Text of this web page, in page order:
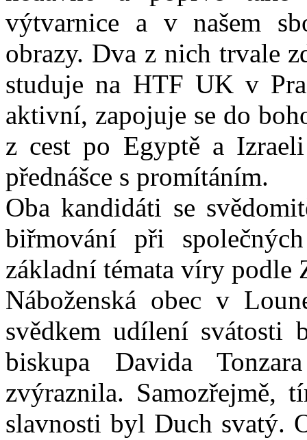
výtvarnice a v našem
obrazy. Dva z nich trvale
studuje na HTF UK v
aktivní, zapojuje se do
z cest po Egyptě a
přednášce s promítáním.
Oba kandidáti se
biřmování při
základní témata víry podle
Náboženská obec v
svědkem udílení svátosti
biskupa Davida
zvýraznila. Samozřejmě,
slavnosti byl Duch svatý.